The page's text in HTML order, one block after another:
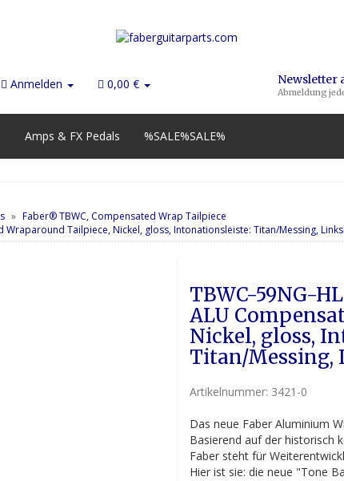
Anmelden 0,00 € Newsletter
Abmeldung
Amps & FX Pedals %SALE%SALE%
Faber® TBWC, Compensated Wrap Tailpiece
Wraparound Tailpiece, Nickel, gloss, Intonationsleiste: Titan/Messing,
TBWC-59NG-HL        	Faber
ALU
Nickel, gloss,
Titan/Messing,
Artikelnummer: 3421-0
Das neue Faber Aluminium
Basierend auf der historisch
Faber steht für
Hier ist sie: die neue "Tone